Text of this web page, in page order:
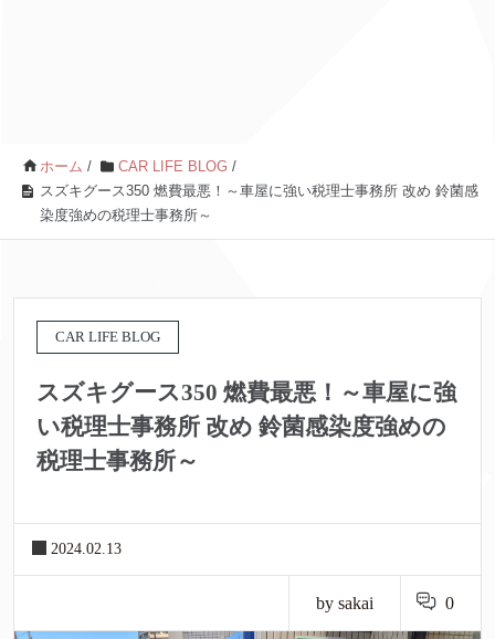
ホーム / CAR LIFE BLOG /
スズキグース350 燃費最悪！～車屋に強い税理士事務所 改め 鈴菌感
染度強めの税理士事務所～
CAR LIFE BLOG
スズキグース350 燃費最悪！～車屋に強
い税理士事務所 改め 鈴菌感染度強めの
税理士事務所～
2024.02.13
by sakai 0